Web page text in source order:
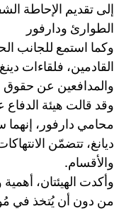
إلى تقديم الإحاطة
الطوارئ ودارفور
وكما استمع للجانب
القادمين، فلقاءات
والمدافعين عن حقوق
وقد قالت هيئة الدفاع
محامي دارفور، إنهما
ديانغ، تتضمّن
والأقسام.
وأكدت الهيئتان،
من دون أن يُتخذ في